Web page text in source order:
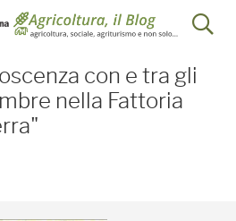
con e tra gli
nella Fattoria